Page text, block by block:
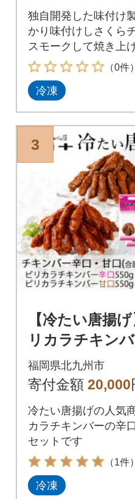
独自開発した味付け
かり味付けしさくら
スモークして焼き上
（0件）
冷凍
3
【冷たい唐揚
リカラチキン
口・甘口 2.2kg
福岡県北九州市
寄付金額 20,000
冷たい唐揚げの人気
カラチキンバーの辛
セットです
（1件）
冷凍